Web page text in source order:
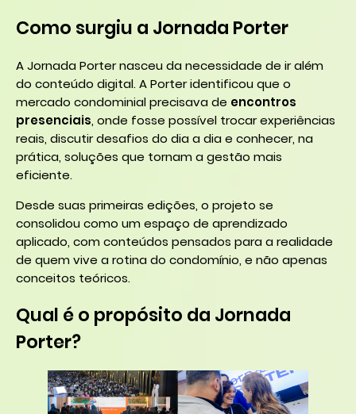
Como surgiu a Jornada Porter
A Jornada Porter nasceu da necessidade de ir além
do conteúdo digital. A Porter identificou que o
mercado condominial precisava de encontros
presenciais, onde fosse possível trocar experiências
reais, discutir desafios do dia a dia e conhecer, na
prática, soluções que tornam a gestão mais
eficiente.
Desde suas primeiras edições, o projeto se
consolidou como um espaço de aprendizado
aplicado, com conteúdos pensados para a realidade
de quem vive a rotina do condomínio, e não apenas
conceitos teóricos.
Qual é o propósito da Jornada
Porter?